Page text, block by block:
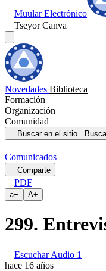
Muular Electrónico
Tseyor Canva
Novedades Biblioteca
Formación
Organización
Comunidad
Buscar en el sitio...
Comunicados
Comparte
PDF
a− A+
299.
Escuchar Audio 1
hace 16 años